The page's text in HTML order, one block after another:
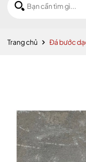
Trang chủ Đá bước
Mã giảm giá: